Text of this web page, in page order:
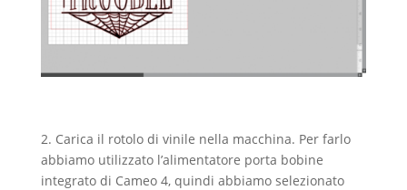
2. Carica il rotolo di vinile nella macchina. Per farlo
abbiamo utilizzato l’alimentatore porta bobine
integrato di Cameo 4, quindi abbiamo selezionato